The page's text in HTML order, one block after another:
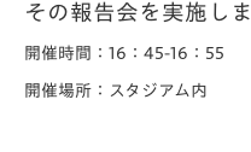
その報告会を実施しま
開催時間：16：45-16：55
開催場所：スタジアム内